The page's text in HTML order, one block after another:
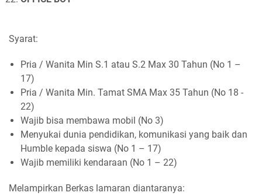
Syarat:
Pria / Wanita Min S.1 atau S.2 Max 30 Tahun (No 1 –
17)
Pria / Wanita Min. Tamat SMA Max 35 Tahun (No 18 -
22)
Wajib bisa membawa mobil (No 3)
Menyukai dunia pendidikan, komunikasi yang baik dan
Humble kepada siswa (No 1 – 17)
Wajib memiliki kendaraan (No 1 – 22)
Melampirkan Berkas lamaran diantaranya: